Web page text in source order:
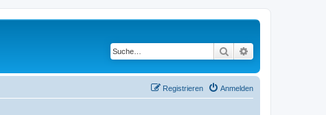
Suche
Anmelden
Registrieren